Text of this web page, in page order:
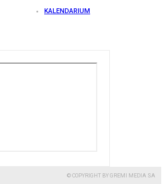
KALENDARIUM
© COPYRIGHT BY GREMI MEDIA SA